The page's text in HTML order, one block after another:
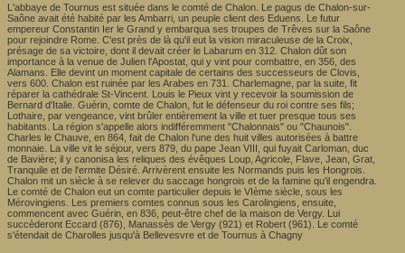
L'abbaye de Tournus est située dans le comté de Chalon. Le pagus de Chalon-sur-
Saône avait été habité par les Ambarri, un peuple client des Eduens. Le futur
empereur Constantin Ier le Grand y embarqua ses troupes de Trêves sur la Saône
pour rejoindre Rome. C'est près de là qu'il eut la vision miraculeuse de la Croix,
présage de sa victoire, dont il devait créer le Labarum en 312. Chalon dût son
importance à la venue de Julien l'Apostat, qui y vint pour combattre, en 356, des
Alamans. Elle devint un moment capitale de certains des successeurs de Clovis,
vers 600. Chalon est ruinée par les Arabes en 731. Charlemagne, par la suite, fit
réparer la cathédrale St-Vincent. Louis le Pieux vint y recevoir la soumission de
Bernard d'Italie. Guérin, comte de Chalon, fut le défenseur du roi contre ses fils;
Lothaire, par vengeance, vint brûler entièrement la ville et tuer presque tous ses
habitants. La région s'appelle alors indifféremment "Chalonnais" ou "Chaunois".
Charles le Chauve, en 864, fait de Chalon l'une des huit villes autorisées à battre
monnaie. La ville vit le séjour, vers 879, du pape Jean VIII, qui fuyait Carloman, duc
de Bavière; il y canonisa les reliques des évêques Loup, Agricole, Flave, Jean, Grat,
Tranquile et de l'ermite Désiré. Arrivèrent ensuite les Normands puis les Hongrois.
Chalon mit un siècle à se relever du saccage hongrois et de la famine qu'il engendra.
Le comté de Chalon eut un comte particulier depuis le VIème siècle, sous les
Mérovingiens. Les premiers comtes connus sous les Carolingiens, ensuite,
commencent avec Guérin, en 836, peut-être chef de la maison de Vergy. Lui
succèderont Eccard (876), Manassès de Vergy (921) et Robert (961). Le comté
s'étendait de Charolles jusqu'à Bellevesvre et de Tournus à Chagny